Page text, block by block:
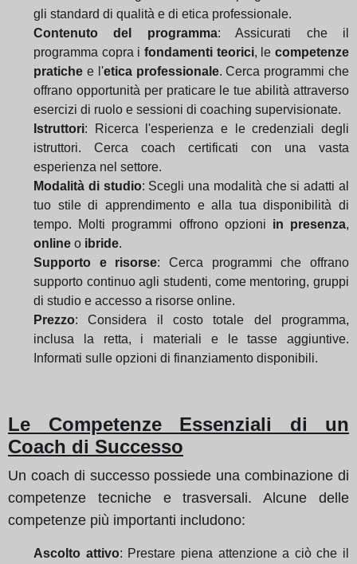
gli standard di qualità e di etica professionale.
Contenuto del programma: Assicurati che il
programma copra i fondamenti teorici, lecompetenze
pratiche e l'etica professionale. Cerca programmi che
offrano opportunità per praticare le tue abilità attraverso
esercizi di ruolo e sessioni di coaching supervisionate.
Istruttori: Ricerca l'esperienza e le credenziali degli
istruttori. Cerca coach certificati con una vasta
esperienza nel settore.
Modalità di studio: Scegli una modalità che si adatti al
tuo stile di apprendimento e alla tua disponibilità di
tempo. Molti programmi offrono opzioni in presenza,
online o ibride.
Supporto e risorse: Cerca programmi che offrano
supporto continuo agli studenti, come mentoring, gruppi
di studio e accesso a risorse online.
Prezzo: Considera il costo totale del programma,
inclusa la retta, i materiali e le tasse aggiuntive.
Informati sulle opzioni di finanziamento disponibili.
Le Competenze Essenziali di un
Coach di Successo
Un coach di successo possiede una combinazione di
competenze tecniche e trasversali. Alcune delle
competenze più importanti includono:
Ascolto attivo: Prestare piena attenzione a ciò che il